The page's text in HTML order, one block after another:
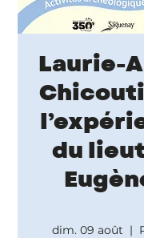
Laurie-
du
dim. 09 août
  |